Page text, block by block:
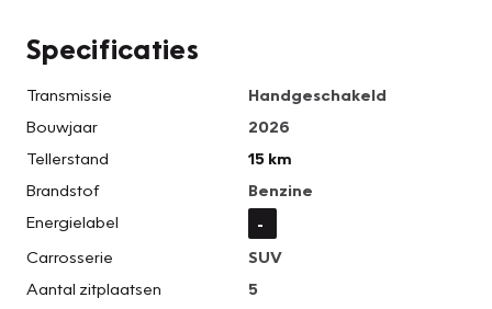
Specificaties
Transmissie
Handgeschakeld
Bouwjaar
2026
Tellerstand
15 km
Brandstof
Benzine
Energielabel
-
Carrosserie
SUV
Aantal zitplaatsen
5